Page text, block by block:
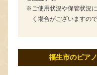
ご使用状況や保管状況
く場合がございますの
福生市のピア